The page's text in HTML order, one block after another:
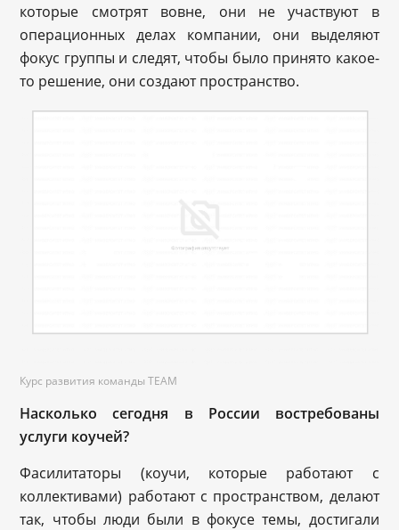
которые смотрят вовне, они не участвуют в
операционных делах компании, они выделяют
фокус группы и следят, чтобы было принято какое-
то решение, они создают пространство.
Курс развития команды TEAM
Насколько сегодня в России востребованы
услуги коучей?
Фасилитаторы (коучи, которые работают с
коллективами) работают с пространством, делают
так, чтобы люди были в фокусе темы, достигали